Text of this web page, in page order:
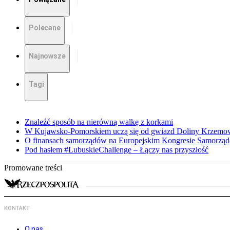
Polecane
Najnowsze
Tagi
Znaleźć sposób na nierówną walkę z korkami
W Kujawsko-Pomorskiem uczą się od gwiazd Doliny
O finansach samorządów na Europejskim Kongresie
Pod hasłem #LubuskieChallenge – Łączy nas przyszłość
Promowane treści
KONTAKT